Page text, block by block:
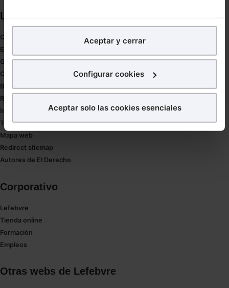
analíticospara tratar demejorar tu experienciaen
nuestra página web. También con fines publicitarios,
para poder mostrarte publicidad y contenidos de tu
¿Qué puedes hacer?
en la web sea óptima
todas las cookies excepto aquellas imprescindibles.
navegador. Si no seleccionas ninguna utilizaremos
Aceptar y cerrar
Configurar cookies
Aceptar solo las cookies esenciales
Links directos
Coronavirus
Estudio de salud abogacía
Gestión de despachos
Compliance
Buenas Prácticas Tributarias
RGPD
Innovación
Tesauro
Mapa web
Redirect sitemap
Autores de El Derecho
Corporativo
Lefebvre
Tienda online
Formación
Empleos
Otras webs de Lefebvre